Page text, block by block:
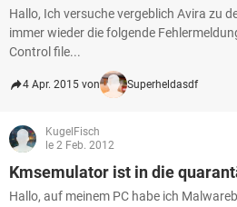
Hallo, Ich versuche vergeblich Avira zu
immer wieder die folgende
Control file...
4 Apr. 2015 von Superheldasdf
KugelFisch
le 2 Feb. 2012
Kmsemulator ist in die
Hallo, auf meinem PC habe ich